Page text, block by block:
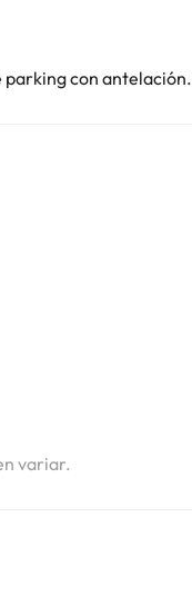
parking con antelación.
variar.